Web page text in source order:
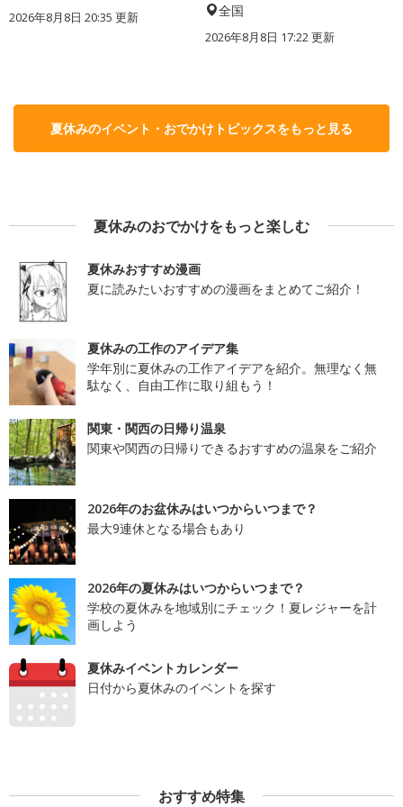
2026年8月8日 20:35 更新 全国
2026年8月8日 17:22更新
夏休みのイベント・おでかけトピックスをもっと見る
夏休みのおでかけをもっと楽しむ
夏休みおすすめ漫画
夏に読みたいおすすめの漫画をまとめてご紹介！
夏休みの工作のアイデア集
学年別に夏休みの工作アイデアを紹介。無理なく無
駄なく、自由工作に取り組もう！
関東・関西の日帰り温泉
関東や関西の日帰りできるおすすめの温泉をご紹介
2026年のお盆休みはいつからいつまで？
最大9連休となる場合もあり
2026年の夏休みはいつからいつまで？
学校の夏休みを地域別にチェック！夏レジャーを計
画しよう
夏休みイベントカレンダー
日付から夏休みのイベントを探す
おすすめ特集